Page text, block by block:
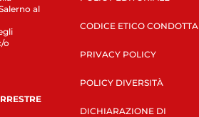
al
o
CODICE ETICO CONDOTTA
PRIVACY POLICY
POLICY DIVERSITÀ
DICHIARAZIONE DI